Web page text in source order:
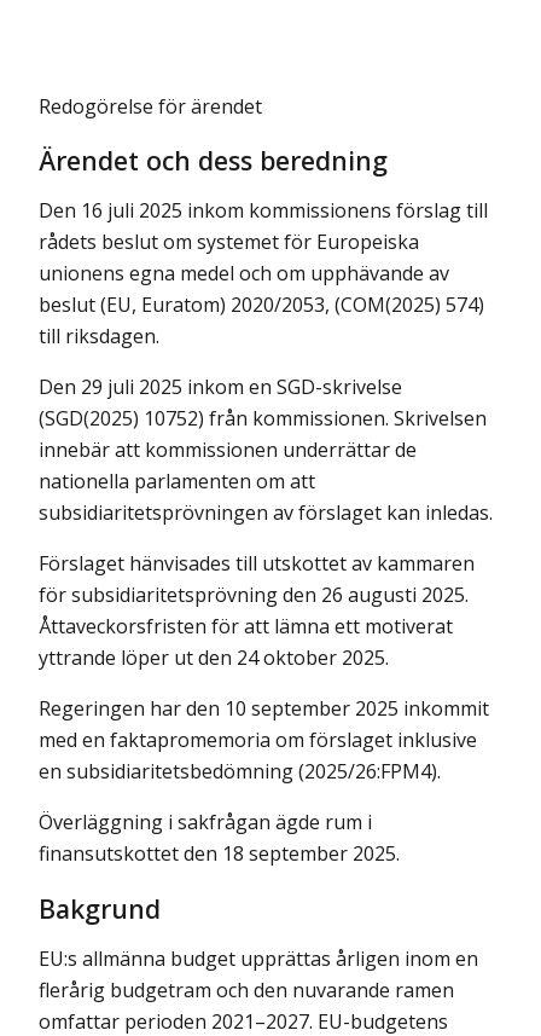
Redogörelse för ärendet
Ärendet och dess beredning
Den 16 juli 2025 inkom kommissionens förslag till
rådets beslut om systemet för Europeiska
unionens egna medel och om upphävande av
beslut (EU, Euratom) 2020/2053, (COM(2025) 574)
till riksdagen.
Den 29 juli 2025 inkom en SGD-skrivelse
(SGD(2025) 10752) från kommissionen. Skrivelsen
innebär att kommissionen underrättar de
nationella parlamenten om att
subsidiaritetsprövningen av förslaget kan inledas.
Förslaget hänvisades till utskottet av kammaren
för subsidiaritetsprövning den 26 augusti 2025.
Åttaveckorsfristen för att lämna ett motiverat
yttrande löper ut den 24 oktober 2025.
Regeringen har den 10 september 2025 inkommit
med en faktapromemoria om förslaget inklusive
en subsidiaritetsbedömning (2025/26:FPM4).
Överläggning i sakfrågan ägde rum i
finansutskottet den 18 september 2025.
Bakgrund
EU:s allmänna budget upprättas årligen inom en
flerårig budgetram och den nuvarande ramen
omfattar perioden 2021–2027. EU-budgetens